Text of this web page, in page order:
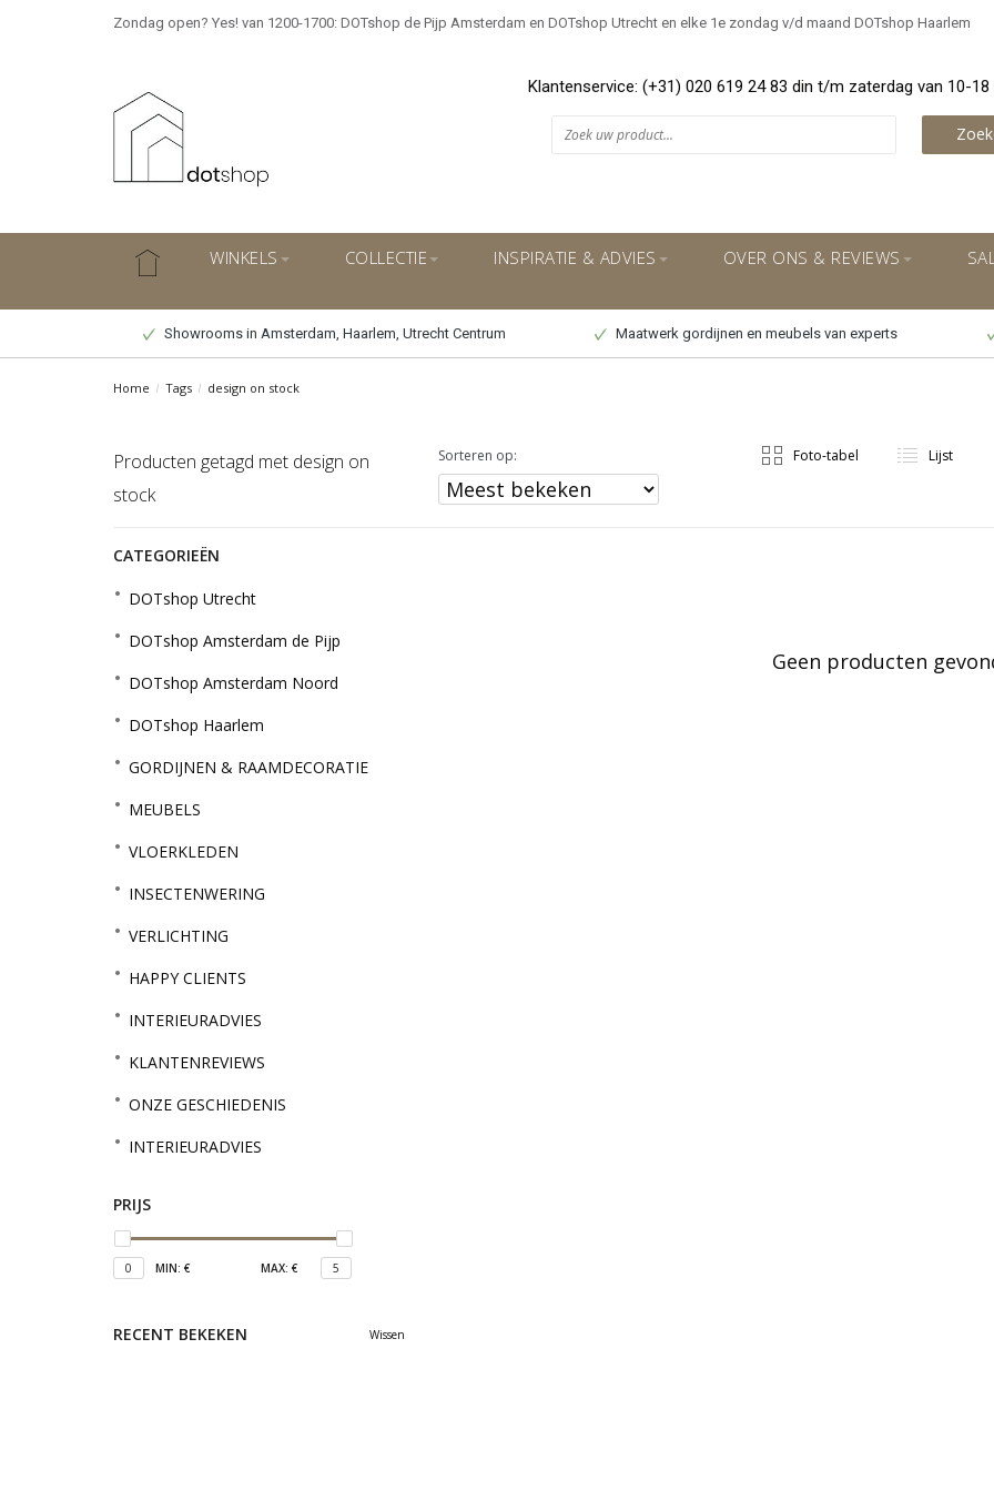
Zondag open? Yes! van 1200-1700: DOTshop de Pijp Amsterdam en DOTshop Utrecht en elke 1e zondag v/d maand DOTshop Haarlem
Klantenservice: (+31) 020 619 24 83 din t/m zaterdag van 10-18
WINKELS COLLECTIE INSPIRATIE & ADVIES OVER ONS & REVIEWS
Showrooms in Amsterdam, Haarlem, Utrecht Centrum Maatwerk gordijnen en meubels van experts
Home / Tags / design on stock
Producten getagd met design on
stock
Sorteren op: Foto-tabel Lijst
CATEGORIEËN
DOTshop Utrecht
DOTshop Amsterdam de Pijp
DOTshop Amsterdam Noord
DOTshop Haarlem
GORDIJNEN & RAAMDECORATIE
MEUBELS
VLOERKLEDEN
INSECTENWERING
VERLICHTING
HAPPY CLIENTS
INTERIEURADVIES
KLANTENREVIEWS
ONZE GESCHIEDENIS
INTERIEURADVIES
PRIJS
0 MIN: € MAX: € 5
RECENT BEKEKEN Wissen
Geen producten